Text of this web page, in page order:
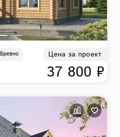
Бревно Цена за проект
37 800 ₽